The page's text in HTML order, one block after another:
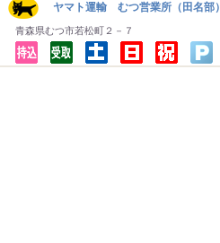
ヤマト運輸 むつ営業所（田名部）
青森県むつ市若松町２－７